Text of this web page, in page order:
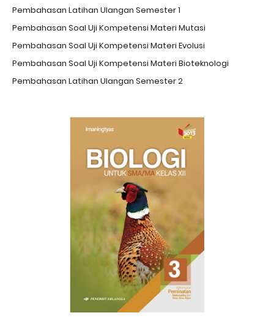
Pembahasan Latihan Ulangan Semester 1
Pembahasan Soal Uji Kompetensi Materi Mutasi
Pembahasan Soal Uji Kompetensi Materi Evolusi
Pembahasan Soal Uji Kompetensi Materi Bioteknologi
Pembahasan Latihan Ulangan Semester 2